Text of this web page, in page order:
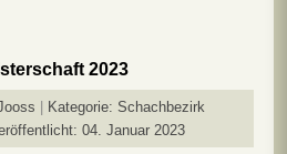
2023
Kategorie: Schachbezirk
04. Januar 2023